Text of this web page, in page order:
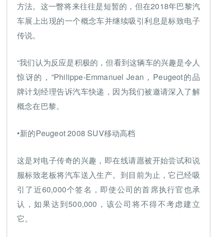
方法。这一瞥将来往往是短暂的，但在2018年巴黎汽
车展上出现的一个概念车并继续吸引利息是标致电子
传说。
“我们认为反应是积极的，但看到这辆车的兴趣是令人
惊讶的，”Philippe-Emmanuel Jean，Peugeot的品
牌计划经理告诉汽车快递，因为我们被邀请深入了解
概念在巴黎。
•新的Peugeot 2008 SUV移动高档
这是对电子传奇的兴趣，即在线请愿被开始尝试和说
服标致老板将汽车送入生产。到目前为止，它已经吸
引了近60,000个签名，即使公司的首席执行官也承
认，如果达到500,000，该公司将不得不考虑建立
它。